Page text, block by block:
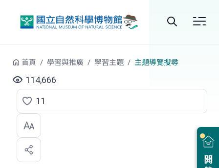
站
尋
首頁 學習與推廣 學習主題 主題導覽搜尋
114,666
點
選
喜
歡
11